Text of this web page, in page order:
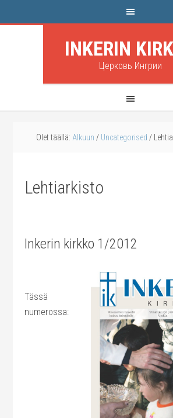
INKERIN
Церковь Ингрии
Olet täällä: Alkuun / Uncategorised /
Lehtiarkisto
Inkerin kirkko 1/2012
Tässä
numerossa: